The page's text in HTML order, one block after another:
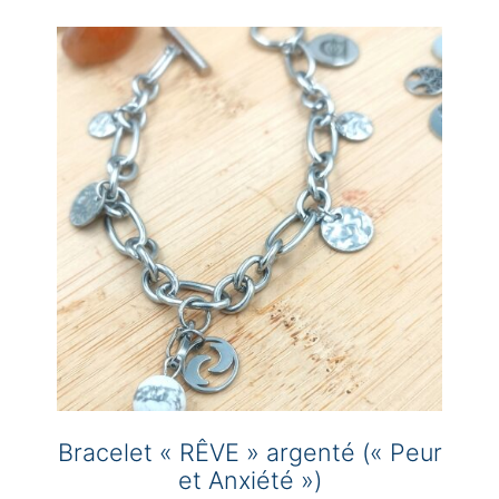
variations.
options
peuvent
choisies
sur
la
page
du
produit
Bracelet « RÊVE » argenté (« Peur
et Anxiété »)